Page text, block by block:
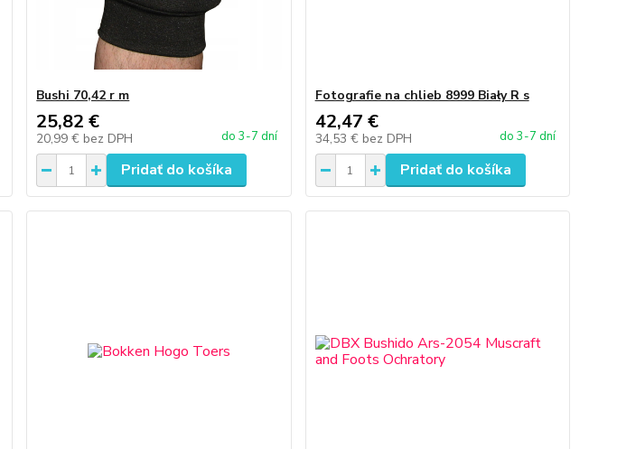
Bushi 70,42 r m
25,82 €
20,99 € bez DPH do 3-7 dní
Pridať do košíka
Fotografie na chlieb 8999 Biały R s
42,47 €
34,53 € bez DPH do 3-7 dní
Pridať do košíka